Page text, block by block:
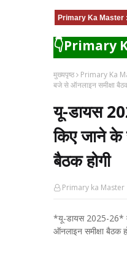
Primary Ka Master :
👇Primary
मुख्यपृष्ठ Primary Ka
बजे से ऑनलाइन समीक्षा
यू-डायस
किए जाने के
बैठक होगी
Primary ka Master
*यू-डायस 2025-26*
ऑनलाइन समीक्षा बैठक